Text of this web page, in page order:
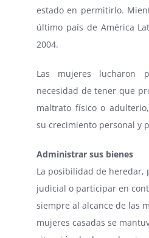
estado en permitirlo.
último país de América
2004.
Las mujeres lucharon
necesidad de tener que
maltrato físico o
su crecimiento personal y
Administrar sus bienes
La posibilidad de heredar,
judicial o participar en
siempre al alcance de las
mujeres casadas se